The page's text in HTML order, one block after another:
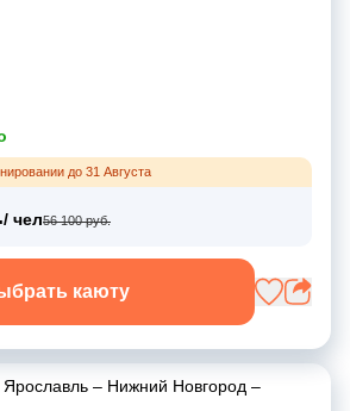
до 31 Августа
/ чел56 100 руб.
каюту
Ярославль – Нижний Новгород –